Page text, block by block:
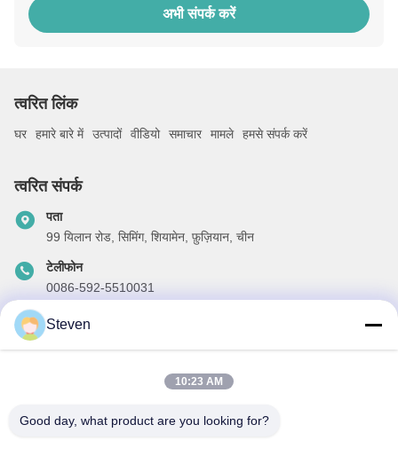
अभी संपर्क करें
त्वरित लिंक
घर हमारे बारे में उत्पादों वीडियो समाचार मामले हमसे संपर्क करें
त्वरित संपर्क
पता
99 यिलान रोड, सिमिंग, शियामेन, फ़ुज़ियान, चीन
टेलीफोन
0086-592-5510031
ईमेल
हमारा समाचार पत्र
Steven
10:23 AM
Good day, what product are you looking for?